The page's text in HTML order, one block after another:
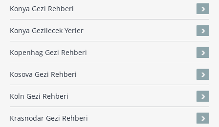
Konya Gezi Rehberi
Konya Gezilecek Yerler
Kopenhag Gezi Rehberi
Kosova Gezi Rehberi
Köln Gezi Rehberi
Krasnodar Gezi Rehberi